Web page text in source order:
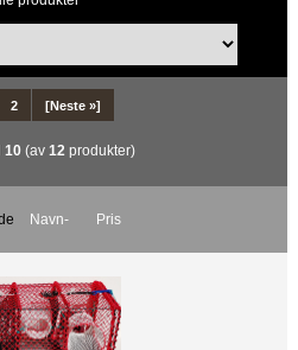
2 [Neste »]
10(av 12 produkter)
Navn- Pris